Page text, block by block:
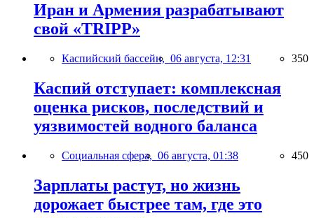
Иран и Армения разрабатывают
свой «TRIPP»
Каспийский бассейн, 06 августа, 12:31 350
Каспий отступает: комплексная
оценка рисков, последствий и
уязвимостей водного баланса
Социальная сфера, 06 августа, 01:38 450
Зарплаты растут, но жизнь
дорожает быстрее там, где это